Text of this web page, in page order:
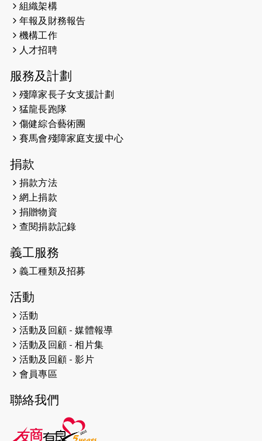
2026-05-22
2026-05-21
2026-05-14
（19:00開始）
2026-05-07
開始）
2026-04-30
2026-04-25
2026-04-24
2026-04-23
2026-04-19
2026-04-16
猛龍長跑隊恆常練習 - 4月16日
（19:00開始）
2026-04-12
2026-04-11
2026-04-10 太古家＋賞系列：漫步魔術與音樂
組織架構
年報及財務報告
機構工作
人才招聘
服務及計劃
殘障家長子女支援計劃
猛龍長跑隊
傷健綜合藝術團
賽馬會殘障家庭支援中心
捐款
捐款方法
網上捐款
捐贈物資
查閱捐款記錄
義工服務
義工種類及招募
活動
活動
活動及回顧 - 媒體報導
活動及回顧 - 相片集
活動及回顧 - 影片
會員專區
聯絡我們